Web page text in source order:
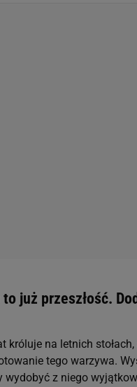
już przeszłość.
króluje na letnich
tego warzywa.
z niego